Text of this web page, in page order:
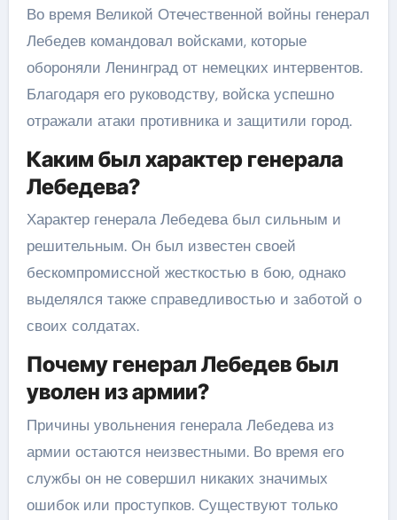
Во время Великой Отечественной войны генерал
Лебедев командовал войсками, которые
обороняли Ленинград от немецких интервентов.
Благодаря его руководству, войска успешно
отражали атаки противника и защитили город.
Каким был характер генерала
Лебедева?
Характер генерала Лебедева был сильным и
решительным. Он был известен своей
бескомпромиссной жесткостью в бою, однако
выделялся также справедливостью и заботой о
своих солдатах.
Почему генерал Лебедев был
уволен из армии?
Причины увольнения генерала Лебедева из
армии остаются неизвестными. Во время его
службы он не совершил никаких значимых
ошибок или проступков. Существуют только